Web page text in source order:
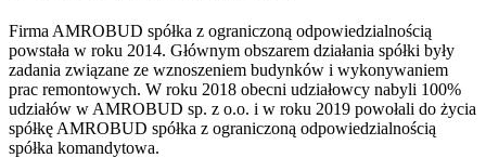
Firma AMROBUD spółka z ograniczoną odpowiedzialnością
powstała w roku 2014. Głównym obszarem działania spółki były
zadania związane ze wznoszeniem budynków i wykonywaniem
prac remontowych. W roku 2018 obecni udziałowcy nabyli 100%
udziałów w AMROBUD sp. z o.o. i w roku 2019 powołali do życia
spółkę AMROBUD spółka z ograniczoną odpowiedzialnością
spółka komandytowa.